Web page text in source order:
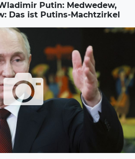
Wladimir Putin: Medwedew,
Das ist Putins-Machtzirkel